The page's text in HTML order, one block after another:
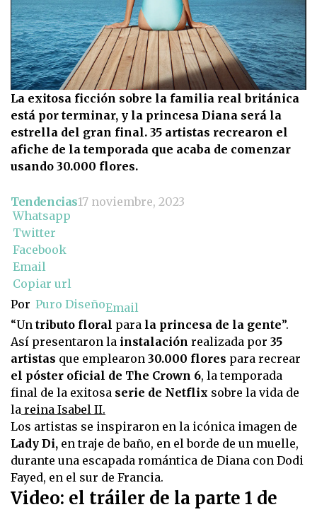
La exitosa ficción sobre la familia real británica
está por terminar, y la princesa Diana será la
estrella del gran final. 35 artistas recrearon el
afiche de la temporada que acaba de comenzar
usando 30.000 flores.
Tendencias17 noviembre, 2023
Whatsapp
Twitter
Facebook
Email
Copiar url
Por Puro DiseñoEmail
“Un tributo floral para la princesa de la gente”.
Así presentaron la instalación realizada por 35
artistas que emplearon 30.000 flores para recrear
el póster oficial de The Crown 6, la temporada
final de la exitosa serie de Netflix sobre la vida de
la reina Isabel II.
Los artistas se inspiraron en la icónica imagen de
Lady Di, en traje de baño, en el borde de un muelle,
durante una escapada romántica de Diana con Dodi
Fayed, en el sur de Francia.
Video: el tráiler de la parte 1 de